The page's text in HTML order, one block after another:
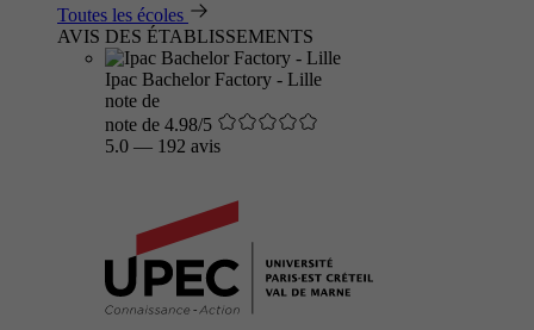
Toutes les écoles
AVIS DES ÉTABLISSEMENTS
Ipac Bachelor Factory - Lille
note de
note de 4.98/5
5.0 — 192 avis